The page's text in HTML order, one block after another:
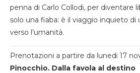
penna di Carlo Collodi, per diventare
solo una fiaba: è il viaggio inquieto di
verso l’umanità.
Prenotazioni a partire da lunedi 17
Pinocchio. Dalla favola al destino